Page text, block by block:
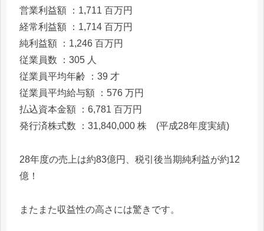
営業利益額 ：1,711 百万円
経常利益額 ：1,714 百万円
純利益額 ：1,246 百万円
従業員数 ：305 人
従業員平均年齢 ：39 才
従業員平均給与額 ：576 万円
払込資本金額 ：6,781 百万円
発行済株式数 ：31,840,000 株 (平成28年度実績)
28年度の売上は約83億円、税引後当期純利益が約12
億！
またまた収益性の高さには驚きです。